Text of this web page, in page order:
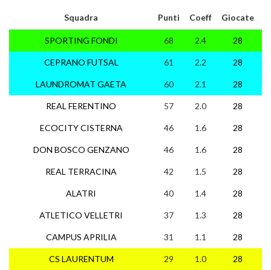
Squadra
SPORTING FONDI
CEPRANO FUTSAL
LAUNDROMAT GAETA
REAL FERENTINO
ECOCITY CISTERNA
DON BOSCO GENZANO
REAL TERRACINA
ALATRI
ATLETICO VELLETRI
CAMPUS APRILIA
CS LAURENTUM
Punti Coeff Giocate
68 2.4 28
61 2.2 28
60 2.1 28
57 2.0 28
46 1.6 28
46 1.6 28
42 1.5 28
40 1.4 28
37 1.3 28
31 1.1 28
29 1.0 28